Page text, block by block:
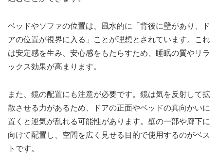
ベッドやソファの位置は、風水的に「背後に壁があり、ド
アの位置が視界に入る」ことが理想とされています。これ
は安定感を生み、安心感をもたらすため、睡眠の質やリラ
ックス効果が高まります。
また、鏡の配置にも注意が必要です。鏡は気を反射して拡
散させる力があるため、ドアの正面やベッドの真向かいに
置くと運気が乱れる可能性があります。壁の一部や廊下に
向けて配置し、空間を広く見せる目的で使用するのがベス
トです。